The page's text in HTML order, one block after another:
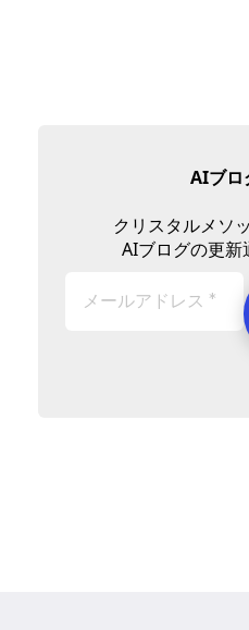
AIブロ
クリスタルメソ
AIブログの更新